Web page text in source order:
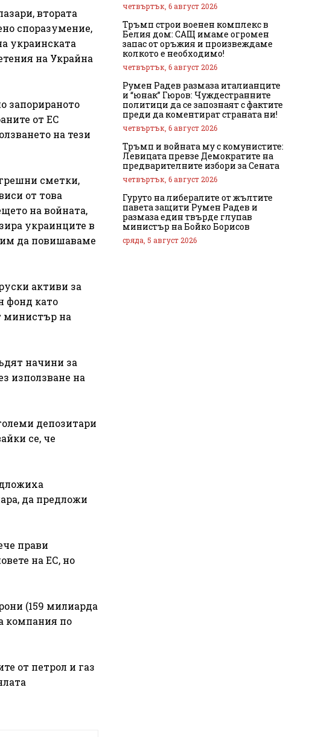
втората
споразумение,
украинската
на Украйна
запорираното
от ЕС
на тези
сметки,
от това
на войната,
украинците в
да повишаваме
активи за
фонд като
министър на
начини за
използване на
депозитари
се, че
да предложи
прави
на ЕС, но
(159 милиарда
компания по
от петрол и газ
четвъртък, 6 август 2026
Тръмп строи военен комплекс в
Белия дом: САЩ имаме огромен
запас от оръжия и произвеждаме
колкото е необходимо!
четвъртък, 6 август 2026
Румен Радев размаза италианците
и “юнак” Гюров: Чуждестранните
политици да се запознаят с фактите
преди да коментират страната ни!
четвъртък, 6 август 2026
Тръмп и войната му с комунистите:
Левицата превзе Демократите на
предварителните избори за Сената
четвъртък, 6 август 2026
Гуруто на либералите от жълтите
павета защити Румен Радев и
размаза един твърде глупав
министър на Бойко Борисов
сряда, 5 август 2026